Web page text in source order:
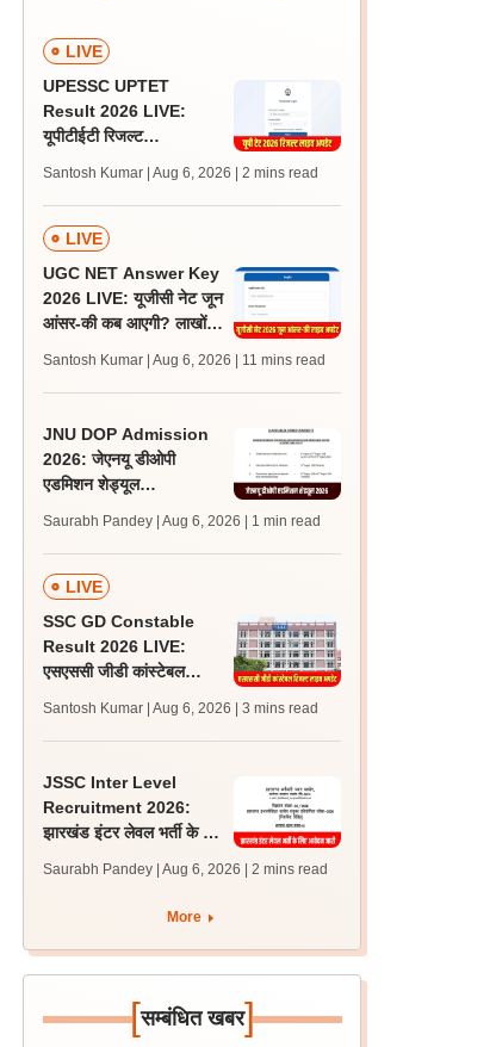
LIVE
UPESSC UPTET
Result 2026 LIVE:
यूपीटीईटी रिजल्ट
जल्द, जानें लेटेस्ट अपडेट,
पासिंग मार्क्स
Santosh Kumar | Aug 6, 2026 | 2 mins read
LIVE
UGC NET Answer Key
2026 LIVE: यूजीसी नेट जून
आंसर-की कब आएगी? लाखों
Santosh Kumar | Aug 6, 2026 | 11 mins read
JNU DOP Admission
2026: जेएनयू डीओपी
एडमिशन शेड्यूल
24 अगस्त को जारी होगी मेरिट
लिस्ट
Saurabh Pandey | Aug 6, 2026 | 1 min read
LIVE
SSC GD Constable
Result 2026 LIVE:
एसएससी जीडी कांस्टेबल
लेटेस्ट अपडेट, स्कोरकार्ड लिंक
Santosh Kumar | Aug 6, 2026 | 3 mins read
JSSC Inter Level
Recruitment 2026:
झारखंड इंटर लेवल भर्ती के लिए
Saurabh Pandey | Aug 6, 2026 | 2 mins read
More
[सम्बंधित खबर]